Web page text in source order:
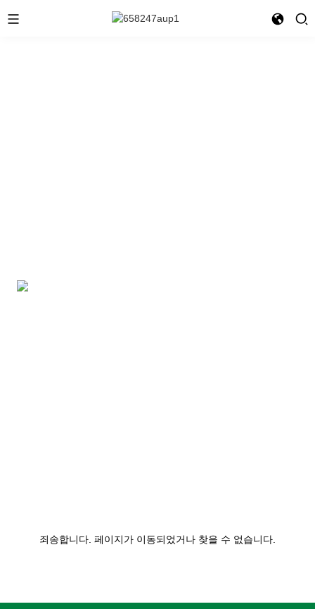
죄송합니다. 페이지가 이동되었거나 찾을 수 없습니다.